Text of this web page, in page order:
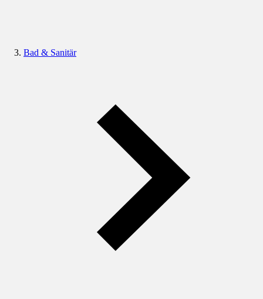
Bad & Sanitär